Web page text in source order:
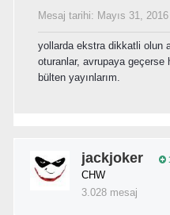
Mesaj tarihi: Mayıs 31, 2016
yollarda ekstra dikkatli olun
oturanlar, avrupaya geçerse
bülten yayınlarım.
jackjoker
CHW
3.028 mesaj